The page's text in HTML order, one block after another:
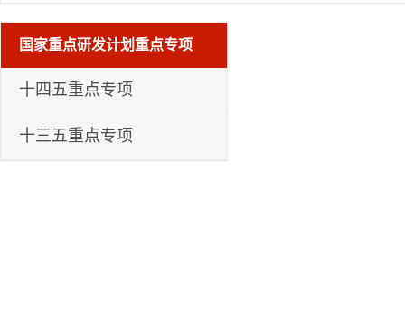
国家重点研发计划重点专项
十四五重点专项
十三五重点专项